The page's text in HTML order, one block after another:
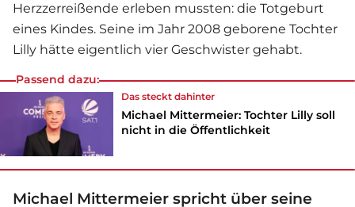
Herzzerreißende erleben mussten: die Totgeburt
eines Kindes. Seine im Jahr 2008 geborene Tochter
Lilly hätte eigentlich vier Geschwister gehabt.
Passend dazu:
Das steckt dahinter
Michael Mittermeier: Tochter Lilly soll
nicht in die Öffentlichkeit
Michael Mittermeier spricht über seine